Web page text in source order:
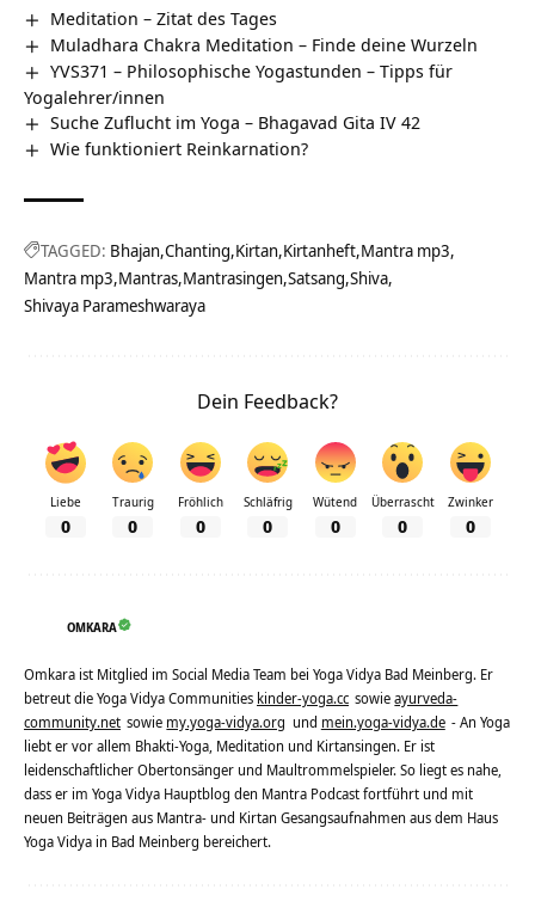
Meditation – Zitat des Tages
Muladhara Chakra Meditation – Finde deine Wurzeln
YVS371 – Philosophische Yogastunden – Tipps für
Yogalehrer/innen
Suche Zuflucht im Yoga – Bhagavad Gita IV 42
Wie funktioniert Reinkarnation?
TAGGED: Bhajan Chanting Kirtan Kirtanheft Mantra mp3
Mantra mp3 Mantras Mantrasingen Satsang Shiva
Shivaya Parameshwaraya
Dein Feedback?
Liebe
0
Traurig
0
Fröhlich
0
Schläfrig
0
Wütend
0
Überrascht
0
Zwinker
0
OMKARA
Omkara ist Mitglied im Social Media Team bei Yoga Vidya Bad Meinberg. Er
betreut die Yoga Vidya Communities kinder-yoga.cc sowieayurveda-
community.net sowie my.yoga-vidya.org und mein.yoga-vidya.de - An Yoga
liebt er vor allem Bhakti-Yoga, Meditation und Kirtansingen. Er ist
leidenschaftlicher Obertonsänger und Maultrommelspieler. So liegt es nahe,
dass er im Yoga Vidya Hauptblog den Mantra Podcast fortführt und mit
neuen Beiträgen aus Mantra- und Kirtan Gesangsaufnahmen aus dem Haus
Yoga Vidya in Bad Meinberg bereichert.